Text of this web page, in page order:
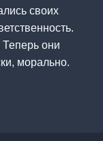
своих
Теперь они
морально.